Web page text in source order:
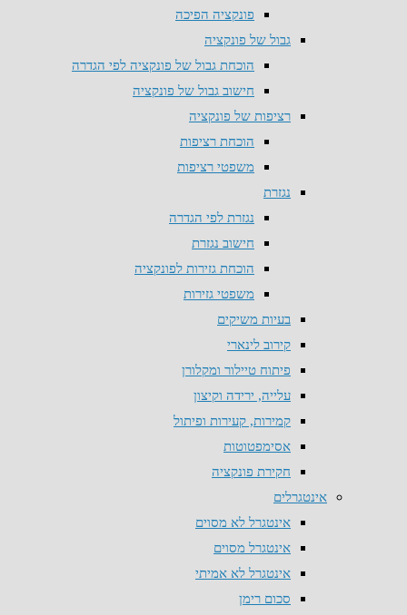
פונקציה הפיכה
גבול של פונקציה
הוכחת גבול של פונקציה לפי הגדרה
חישוב גבול של פונקציה
רציפות של פונקציה
הוכחת רציפות
משפטי רציפות
נגזרת
נגזרת לפי הגדרה
חישוב נגזרת
הוכחת גזירות לפונקציה
משפטי גזירות
בעיות משיקים
קירוב לינארי
פיתוח טיילור ומקלורן
עלייה, ירידה וקיצון
קמירות, קעירות ופיתול
אסימפטוטות
חקירת פונקציה
אינטגרלים
אינטגרל לא מסוים
אינטגרל מסוים
אינטגרל לא אמיתי
סכום רימן